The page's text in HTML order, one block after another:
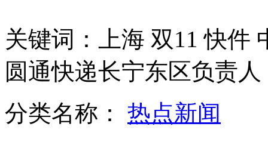
17万元公款被出纳妻子当垃圾误烧
关键词：上海 双11 快件
圆通快递长宁东区负责
分类名称： 热点新闻